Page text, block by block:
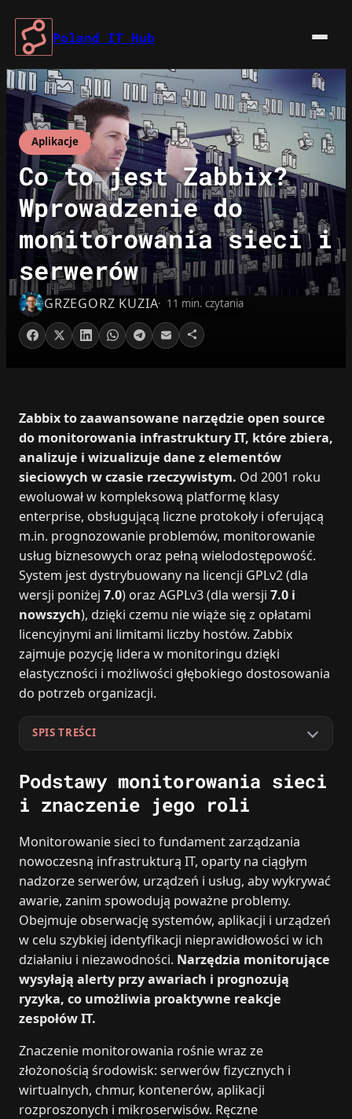
Przejdź
treści
Poland IT Hub
Aplikacje
Co to jest Zabbix?
Wprowadzenie do
monitorowania sieci i
serwerów
GRZEGORZ KUZIA 11 min. czytania
Zabbix to zaawansowane narzędzie open source
do monitorowania infrastruktury IT, które zbiera,
analizuje i wizualizuje dane z elementów
sieciowych w czasie rzeczywistym. Od 2001 roku
ewoluował w kompleksową platformę klasy
enterprise, obsługującą liczne protokoły i oferującą
m.in. prognozowanie problemów, monitorowanie
usług biznesowych oraz pełną wielodostępowość.
System jest dystrybuowany na licencji GPLv2 (dla
wersji poniżej 7.0) oraz AGPLv3 (dla wersji 7.0 i
nowszych), dzięki czemu nie wiąże się z opłatami
licencyjnymi ani limitami liczby hostów. Zabbix
zajmuje pozycję lidera w monitoringu dzięki
elastyczności i możliwości głębokiego dostosowania
do potrzeb organizacji.
SPIS TREŚCI
Podstawy monitorowania sieci
i znaczenie jego roli
Monitorowanie sieci to fundament zarządzania
nowoczesną infrastrukturą IT, oparty na ciągłym
nadzorze serwerów, urządzeń i usług, aby wykrywać
awarie, zanim spowodują poważne problemy.
Obejmuje obserwację systemów, aplikacji i urządzeń
w celu szybkiej identyfikacji nieprawidłowości w ich
działaniu i niezawodności. Narzędzia monitorujące
wysyłają alerty przy awariach i prognozują
ryzyka, co umożliwia proaktywne reakcje
zespołów IT.
Znaczenie monitorowania rośnie wraz ze
złożonością środowisk: serwerów fizycznych i
wirtualnych, chmur, kontenerów, aplikacji
rozproszonych i mikroserwisów. Ręczne